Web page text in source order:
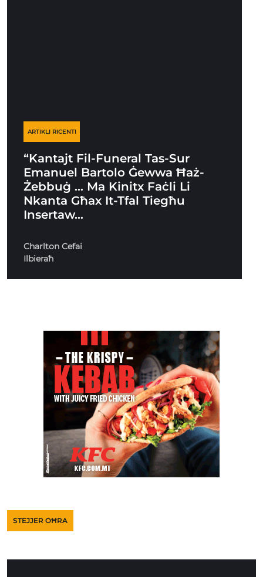
ARTIKLI RICENTI
“Kantajt Fil-Funeral Tas-Sur
Emanuel Bartolo Ġewwa Ħaż-
Żebbuġ … Ma Kinitx Faċli Li
Nkanta Għax It-Tfal Tiegħu
Insertaw…
Charlton Cefai
Ilbieraħ
STEJJER OĦRA